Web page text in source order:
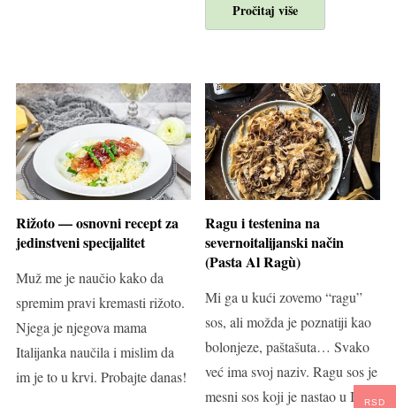
Pročitaj više
Rižoto — osnovni recept za
jedinstveni specijalitet
Muž me je naučio kako da
spremim pravi kremasti rižoto.
Njega je njegova mama
Italijanka naučila i mislim da
im je to u krvi. Probajte danas!
Ragu i testenina na
severnoitalijanski način
(Pasta Al Ragù)
Mi ga u kući zovemo “ragu”
sos, ali možda je poznatiji kao
bolonjeze, paštašuta… Svako
već ima svoj naziv. Ragu sos je
mesni sos koji je nastao u ItalijiRSD